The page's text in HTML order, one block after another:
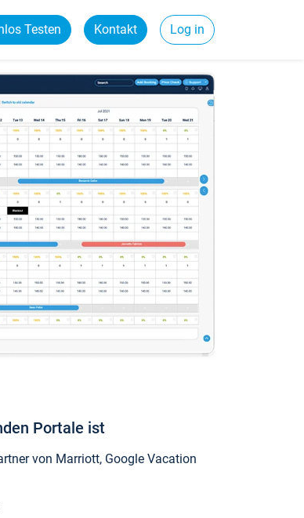
Testen Kontakt Log in
Portale ist
von Marriott, Google Vacation